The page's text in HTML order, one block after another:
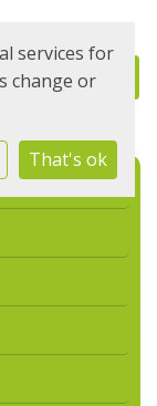
services for
change or
That's ok